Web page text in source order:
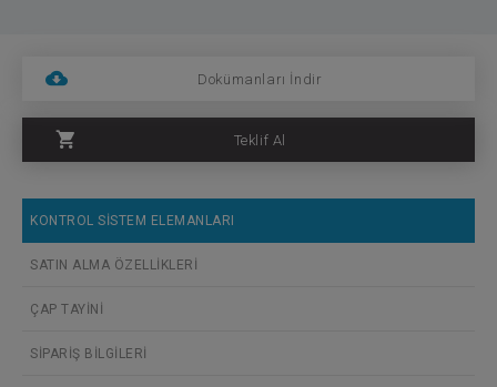
Dokümanları İndir
Teklif Al
KONTROL SİSTEM ELEMANLARI
SATIN ALMA ÖZELLİKLERİ
ÇAP TAYİNİ
SİPARİŞ BİLGİLERİ